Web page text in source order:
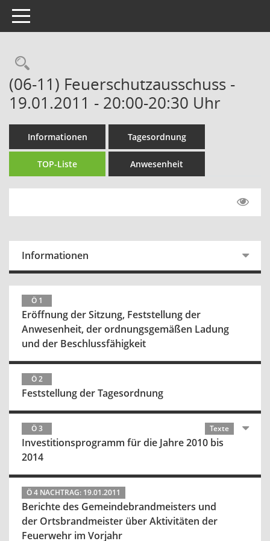
Toggle navigation
Rechercheauswahl
(06-11) Feuerschutzausschuss -
19.01.2011 - 20:00-20:30 Uhr
Informationen Tagesordnung
TOP-Liste Anwesenheit
Informationen
Ö 1
Eröffnung der Sitzung, Feststellung der
Anwesenheit, der ordnungsgemäßen Ladung
und der Beschlussfähigkeit
Ö 2
Feststellung der Tagesordnung
Ö 3 Texte
Investitionsprogramm für die Jahre 2010 bis
2014
Ö 4 NACHTRAG: 19.01.2011
Berichte des Gemeindebrandmeisters und
der Ortsbrandmeister über Aktivitäten der
Feuerwehr im Vorjahr